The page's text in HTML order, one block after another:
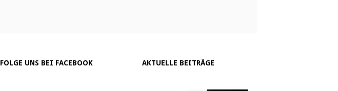
FOLGE UNS BEI FACEBOOK AKTUELLE BEITRÄGE